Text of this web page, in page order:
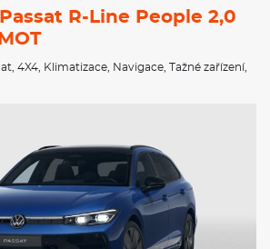
R-Line People 2,0
4X4 Klimatizace Navigace Tažné zařízení,